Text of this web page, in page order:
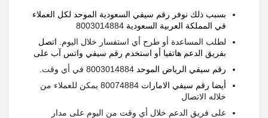
بسبب ذلك نوفر رقم سيفي السعودية الموحد لكل العملاء
في المملكة العربية السعودية 8003014884
لطلب المساعدة أو طرح أي استفسار خلال اليوم
اتصل
بفريق الدعم هاتفيا أو استخدم رقم سيفي واتس آب على
رقم سيفي الرياض الموحد 8003014884 في أي وقت
أيضا رقم سيفي الامارات 80074884 يمكن للعملاء من
خلاله الاتصال
على فريق الدعم خلال أي وقت من اليوم على مدار